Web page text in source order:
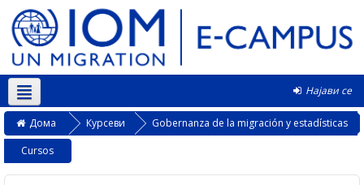
Најави се
Македонски ‎(mk)‎
Дома Курсеви
Gobernanza de la migración y estadísticas
Cursos